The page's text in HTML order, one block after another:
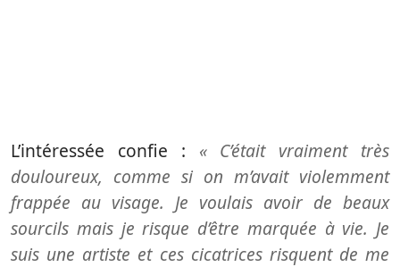
L’intéressée confie : « C’était vraiment très
douloureux, comme si on m’avait violemment
frappée au visage. Je voulais avoir de beaux
sourcils mais je risque d’être marquée à vie. Je
suis une artiste et ces cicatrices risquent de me